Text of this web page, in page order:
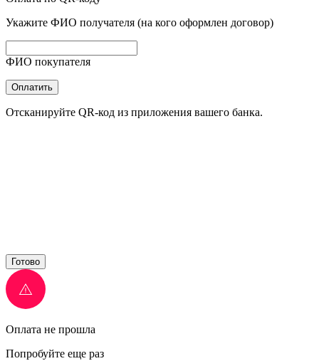
Укажите ФИО получателя (на кого оформлен договор)
ФИО покупателя
Оплатить
Отсканируйте QR-код из приложения вашего банка.
Готово
Оплата не прошла
Попробуйте еще раз